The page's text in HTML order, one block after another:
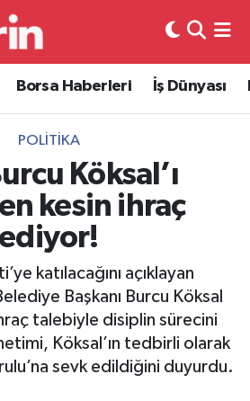
Borsa Haberleri İş Dünyası
POLITIKA
Köksal’ı
kesin ihraç
ediyor!
katılacağını açıklayan
Başkanı Burcu Köksal
talebiyle disiplin sürecini
Köksal’ın tedbirli olarak
sevk edildiğini duyurdu.
Durumu ve Fikstür